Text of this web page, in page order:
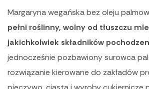
Margaryna wegańska bez oleju
pełni roślinny, wolny od tłuszczu
jakichkolwiek składników
jednocześnie pozbawiony surowca
rozwiązanie kierowane do zakładów